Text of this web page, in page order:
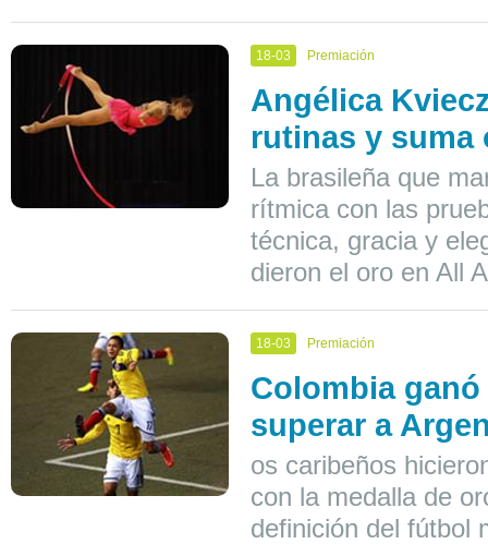
18-03 Premiación
Angélica
rutinas y suma
La brasileña que
rítmica con las
técnica, gracia y
dieron el oro en All
18-03 Premiación
Colombia
superar a
os caribeños
con la medalla de
definición del fútbol